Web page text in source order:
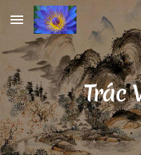
Skip to main content
Trác